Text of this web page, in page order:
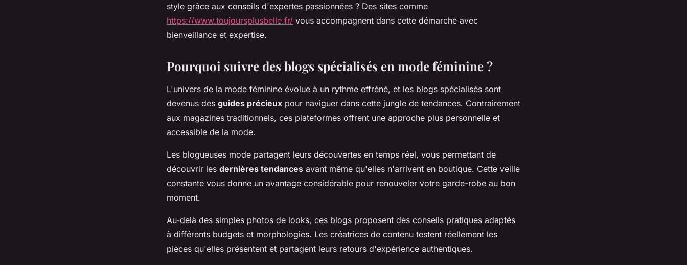
style grâce aux conseils d'expertes passionnées ? Des sites comme
https://www.toujoursplusbelle.fr/ vous accompagnent dans cette démarche avec
bienveillance et expertise.
Pourquoi suivre des blogs spécialisés en mode féminine ?
L'univers de la mode féminine évolue à un rythme effréné, et les blogs spécialisés sont
devenus des guides précieux pour naviguer dans cette jungle de tendances. Contrairement
aux magazines traditionnels, ces plateformes offrent une approche plus personnelle et
accessible de la mode.
Les blogueuses mode partagent leurs découvertes en temps réel, vous permettant de
découvrir les dernières tendances avant même qu'elles n'arrivent en boutique. Cette veille
constante vous donne un avantage considérable pour renouveler votre garde-robe au bon
moment.
Au-delà des simples photos de looks, ces blogs proposent des conseils pratiques adaptés
à différents budgets et morphologies. Les créatrices de contenu testent réellement les
pièces qu'elles présentent et partagent leurs retours d'expérience authentiques.